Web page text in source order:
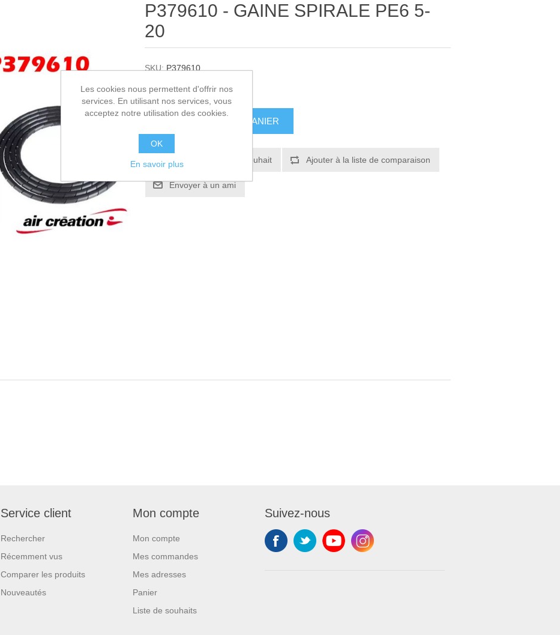
P379610 - GAINE SPIRALE PE6 5-
20
SKU: P379610
0,90€ HT
AJOUTER AU PANIER
Ajouter à la liste de souhait Ajouter à la liste de comparaison
Envoyer à un ami
Service client
Rechercher
Récemment vus
Comparer les produits
Nouveautés
Mon compte
Mon compte
Mes commandes
Mes adresses
Panier
Liste de souhaits
Suivez-nous
Les cookies nous permettent d'offrir nos
services. En utilisant nos services, vous
acceptez notre utilisation des cookies.
OK
En savoir plus